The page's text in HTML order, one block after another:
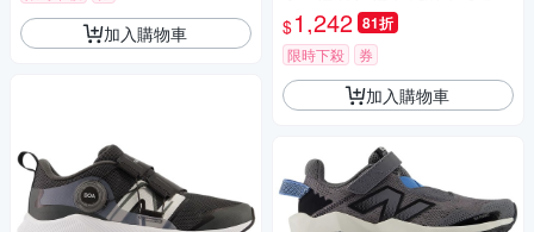
加入購物車
世界】I5304KR-W/I5306TM-
W/I5307CJ-W
$1,242 81折
限時下殺 券
加入購物車